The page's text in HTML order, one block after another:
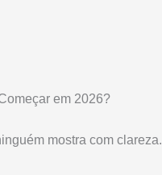
em 2026?
mostra com clareza.